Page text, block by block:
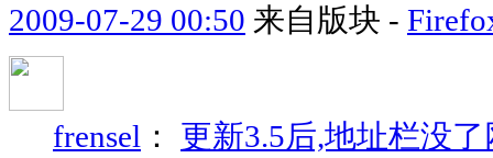
2009-07-29 00:50 来自版块 -
frensel ： 更新3.5后,地址栏没